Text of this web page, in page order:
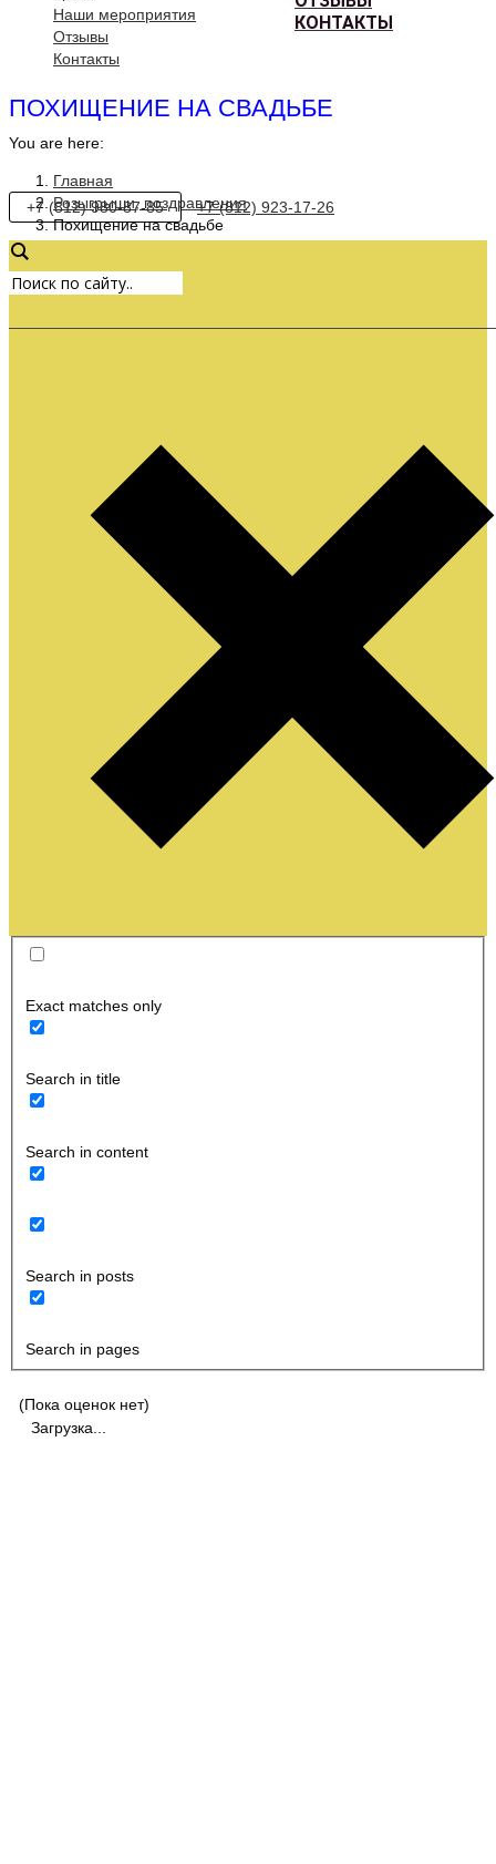
КОНТАКТЫ
Наши мероприятия
Отзывы
Контакты
ПОХИЩЕНИЕ НА СВАДЬБЕ
You are here:
Главная
Розыгрыши, поздравления
Похищение на свадьбе
+7 (812) 980-87-85 +7 (812) 923-17-26
Exact matches only
Search in title
Search in content
Search in posts
Search in pages
(Пока оценок нет)
Загрузка...